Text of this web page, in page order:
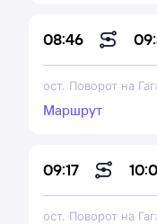
08:46
ост. Поворот на
Маршрут
09:17
ост. Поворот на